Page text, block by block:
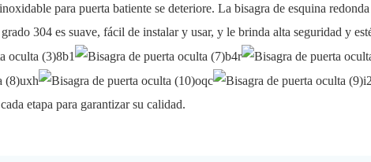
para puerta batiente se deteriore. La bisagra de esquina
304 es suave, fácil de instalar y usar, y le brinda alta seguridad y
etapa para garantizar su calidad.